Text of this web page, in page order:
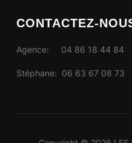
CONTACTEZ-
Agence: 04 86 18 44 84
Stéphane: 06 63 67 08 73